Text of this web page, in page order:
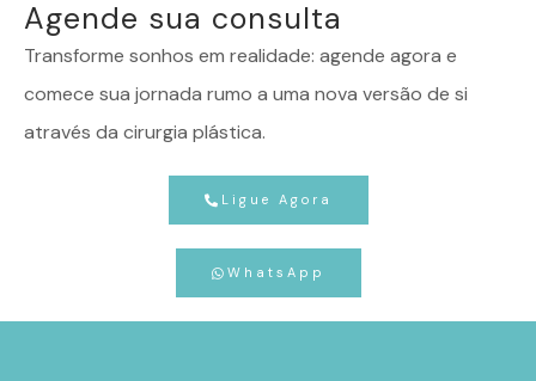
Agende sua consulta
Transforme sonhos em realidade: agende agora e
comece sua jornada rumo a uma nova versão de si
através da cirurgia plástica.
Ligue Agora
WhatsApp